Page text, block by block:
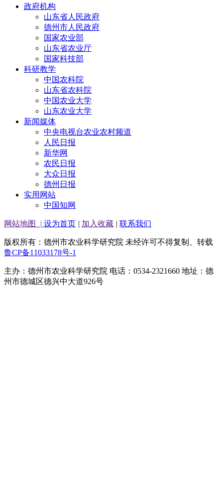
政府机构
山东省人民政府
德州市人民政府
国家农业部
山东省农业厅
国家科技部
科研教学
中国农科院
山东省农科院
中国农业大学
山东农业大学
新闻媒体
中央电视台农业农村频道
人民日报
新华网
农民日报
大众日报
德州日报
实用网站
中国知网
网站地图 | 设为首页 | 加入收藏 | 联系我们
版权所有：德州市农业科学研究院 未经许可不得复制、转载
鲁CP备11033178号-1
主办：德州市农业科学研究院 电话：0534-2321660 地址：德
州市德城区德兴中大道926号